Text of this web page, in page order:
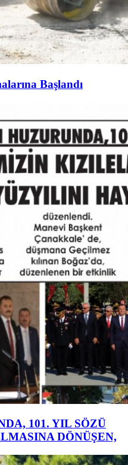
Başlandı
101. YIL SÖZÜ
DÖNÜŞEN,